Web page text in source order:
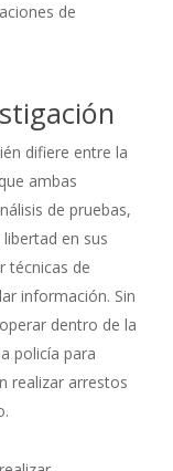
de
difiere entre la
ambas
de pruebas,
en sus
técnicas de
información. Sin
dentro de la
policía para
realizar arrestos